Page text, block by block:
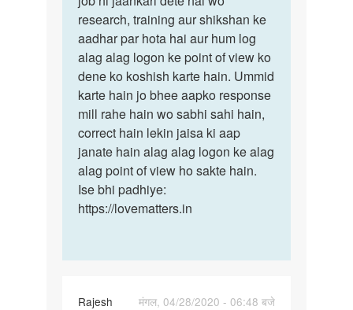
jaankari…
by
Mandeep
hum…
research, training aur shikshan ke
aadhar par hota hai aur hum log
alag alag logon ke point of view ko
dene ko koshish karte hain. Ummid
karte hain jo bhee aapko response
mill rahe hain wo sabhi sahi hain,
correct hain lekin jaisa ki aap
janate hain alag alag logon ke alag
alag point of view ho sakte hain.
Ise bhi padhiye:
https://lovematters.in
Rajesh
मंगल, 04/28/2020 - 06:48 बजे